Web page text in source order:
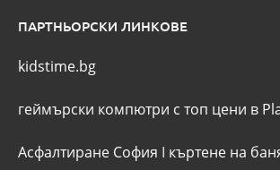
ПАРТНЬОРСКИ ЛИНКОВЕ
kidstime.bg
геймърски компютри с топ цени в
Асфалтиране София I къртене на